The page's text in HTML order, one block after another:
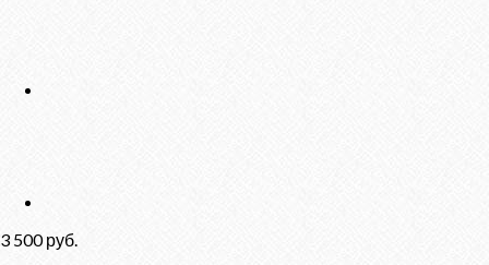
3 500руб.